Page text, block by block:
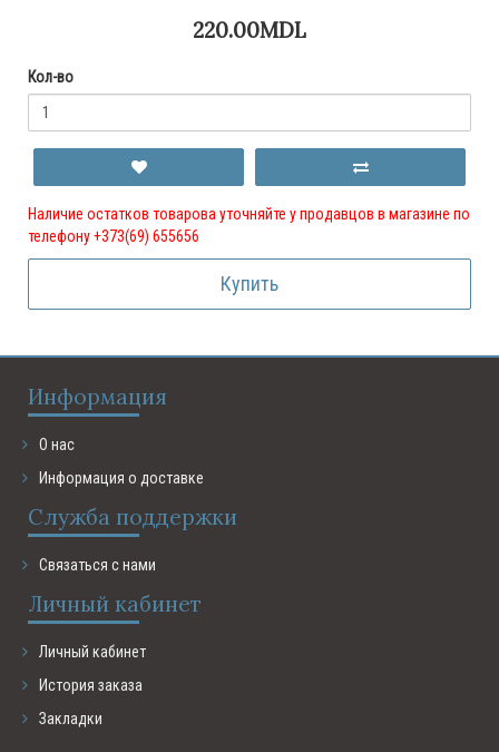
220.00MDL
Кол-во
Наличие остатков товарова уточняйте у продавцов в магазине по
телефону +373(69) 655656
Купить
Информация
О нас
Информация о доставке
Служба поддержки
Связаться с нами
Личный кабинет
Личный кабинет
История заказа
Закладки